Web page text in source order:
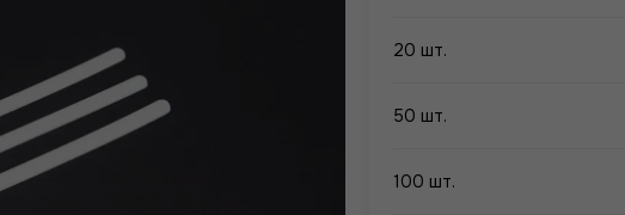
20 шт.
50 шт.
100 шт.